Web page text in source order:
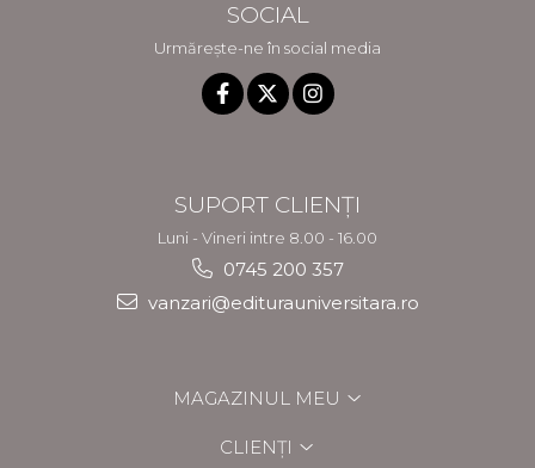
SOCIAL
Urmărește-ne în social media
SUPORT CLIENȚI
Luni - Vineri intre 8.00 - 16.00
0745 200 357
vanzari@editurauniversitara.ro
MAGAZINUL MEU
CLIENȚI